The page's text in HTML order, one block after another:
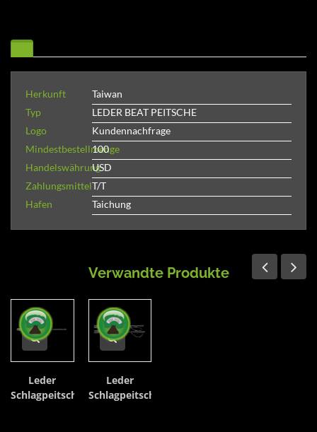
Herkunft
Taiwan
Typ
LEDER BEAT PEITSCHE
Logo
Kundennachfrage
Mindestbestellmenge
100
HandelswährungUSD
ZahlungsmittelT/T
Hafen
Taichung
Verwandte Produkte
Leder
Schlagpeitsche
Leder
Schlagpeitsche